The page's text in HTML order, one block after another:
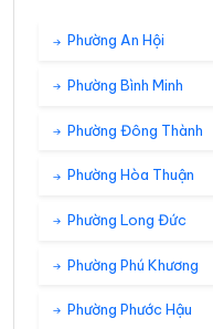
Phường An Hội
Phường Bình Minh
Phường Đông Thành
Phường Hòa Thuận
Phường Long Đức
Phường Phú Khương
Phường Phước Hậu